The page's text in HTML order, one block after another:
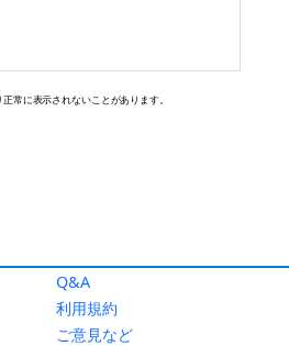
Q&A
利用規約
ご意見など